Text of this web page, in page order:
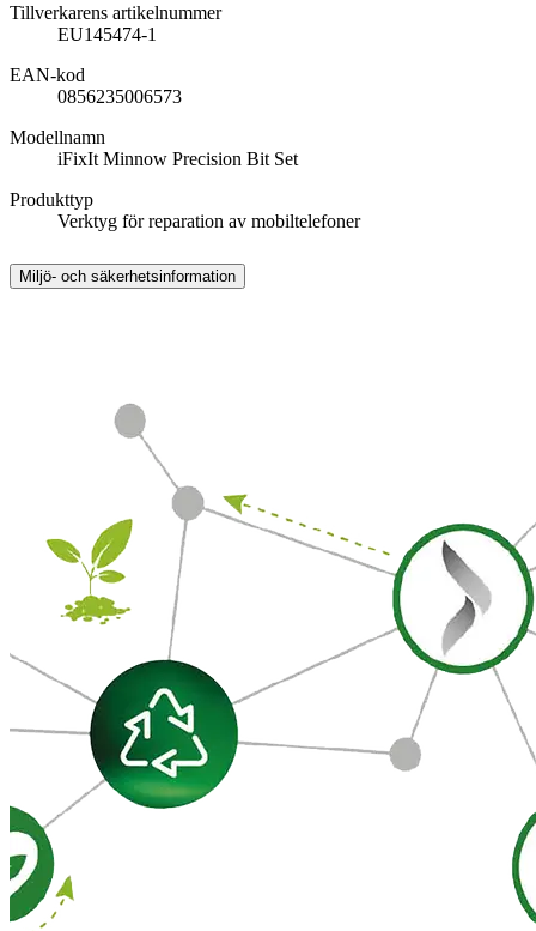
Tillverkarens artikelnummer
EU145474-1
EAN-kod
0856235006573
Modellnamn
iFixIt Minnow Precision Bit Set
Produkttyp
Verktyg för reparation av mobiltelefoner
Miljö- och säkerhetsinformation